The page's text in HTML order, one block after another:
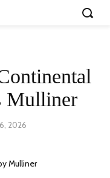
Mulliner
2026